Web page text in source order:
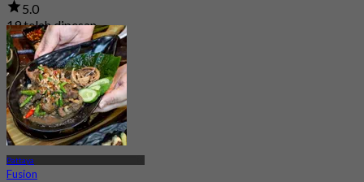
5.0
19 telah dipesan
Dari฿ 497.5
Pattaya
Fusion